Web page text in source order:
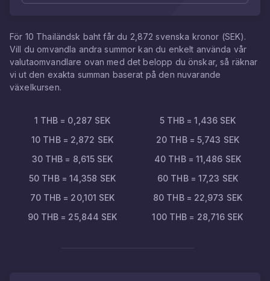
För 10 Thailändsk baht får du 2,872 svenska kronor (SEK).
Vill du omvandla andra summor kan du enkelt använda vår
valutaomvandlare ovan med det belopp du önskar, så räknar
vi ut den exakta summan baserat på den nuvarande
växelkursen.
1 THB = 0,287 SEK 5 THB =1,436 SEK
10 THB= 2,872 SEK 20 THB= 5,743 SEK
30 THB = 8,615 SEK 40 THB= 11,486 SEK
50 THB= 14,358 SEK 60 THB= 17,23 SEK
70 THB = 20,101 SEK 80 THB= 22,973 SEK
90 THB = 25,844 SEK 100 THB = 28,716 SEK